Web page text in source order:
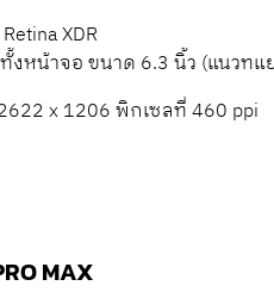
XDR
งหน้าจอ ขนาด 6.3 นิ้ว (แนวทแ
x 1206 พิกเซลที่ 460 ppi
MAX